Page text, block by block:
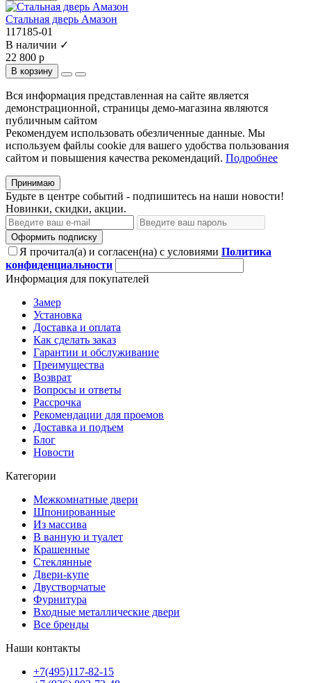
Стальная дверь Амазон
117185-01
В наличии ✓
22 800 р
В корзину
Вся информация представленная на сайте является
демонстрационной, страницы демо-магазина являются
публичным сайтом
Рекомендуем использовать обезличенные данные. Мы
используем файлы cookie для вашего удобства пользования
сайтом и повышения качества рекомендаций. Подробнее
Принимаю
Будьте в центре событий - подпишитесь на наши новости!
Новинки, скидки, акции.
Оформить подписку
Я прочитал(а) и согласен(на) с условиями Политика
конфиденциальности
Информация для покупателей
Замер
Установка
Доставка и оплата
Как сделать заказ
Гарантии и обслуживание
Преимущества
Возврат
Вопросы и ответы
Рассрочка
Рекомендации для проемов
Доставка и подъем
Блог
Новости
Категории
Межкомнатные двери
Шпонированные
Из массива
В ванную и туалет
Крашенные
Стеклянные
Двери-купе
Двустворчатые
Фурнитура
Входные металлические двери
Все бренды
Наши контакты
+7(495)117-82-15